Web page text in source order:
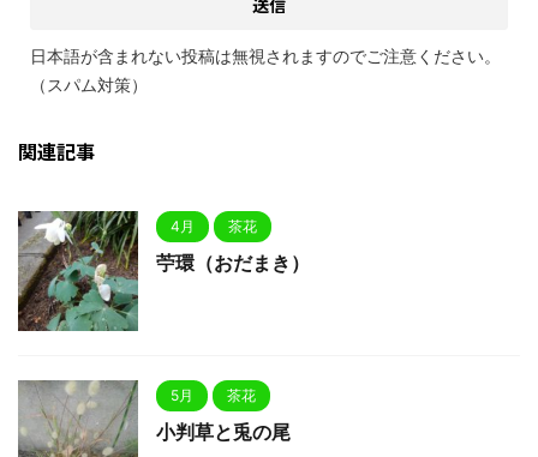
日本語が含まれない投稿は無視されますのでご注意ください。
（スパム対策）
関連記事
4月 茶花
苧環（おだまき）
5月 茶花
小判草と兎の尾